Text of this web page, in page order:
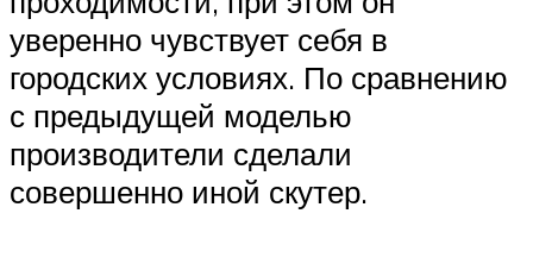
уверенно чувствует себя в
городских условиях. По сравнению
с предыдущей моделью
производители сделали
совершенно иной скутер.